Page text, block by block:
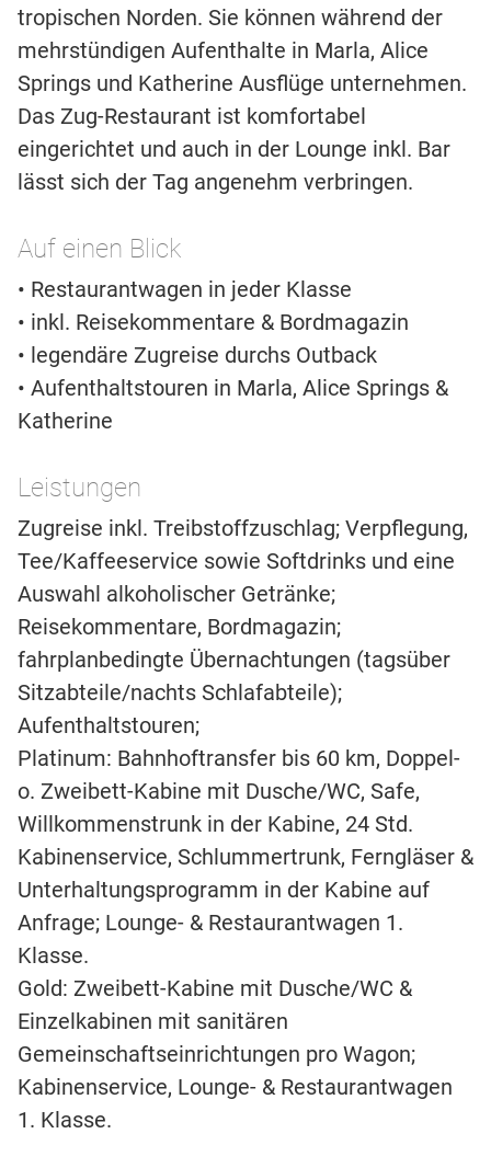
tropischen Norden. Sie können während der
mehrstündigen Aufenthalte in Marla, Alice
Springs und Katherine Ausflüge unternehmen.
Das Zug-Restaurant ist komfortabel
eingerichtet und auch in der Lounge inkl. Bar
lässt sich der Tag angenehm verbringen.
Auf einen Blick
• Restaurantwagen in jeder Klasse
• inkl. Reisekommentare & Bordmagazin
• legendäre Zugreise durchs Outback
• Aufenthaltstouren in Marla, Alice Springs &
Katherine
Leistungen
Zugreise inkl. Treibstoffzuschlag; Verpflegung,
Tee/Kaffeeservice sowie Softdrinks und eine
Auswahl alkoholischer Getränke;
Reisekommentare, Bordmagazin;
fahrplanbedingte Übernachtungen (tagsüber
Sitzabteile/nachts Schlafabteile);
Aufenthaltstouren;
Platinum: Bahnhoftransfer bis 60 km, Doppel-
o. Zweibett-Kabine mit Dusche/WC, Safe,
Willkommenstrunk in der Kabine, 24 Std.
Kabinenservice, Schlummertrunk, Ferngläser &
Unterhaltungsprogramm in der Kabine auf
Anfrage; Lounge- & Restaurantwagen 1.
Klasse.
Gold: Zweibett-Kabine mit Dusche/WC &
Einzelkabinen mit sanitären
Gemeinschaftseinrichtungen pro Wagon;
Kabinenservice, Lounge- & Restaurantwagen
1. Klasse.